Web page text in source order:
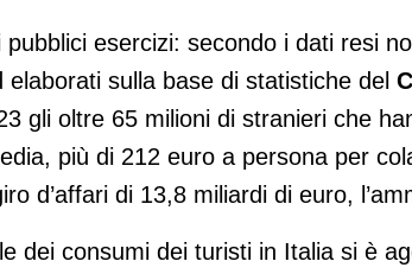
esercizi: secondo i dati resi
elaborati sulla base di statistiche del
gli oltre 65 milioni di stranieri che
più di 212 euro a persona per
d’affari di 13,8 miliardi di euro,
dei consumi dei turisti in Italia si è